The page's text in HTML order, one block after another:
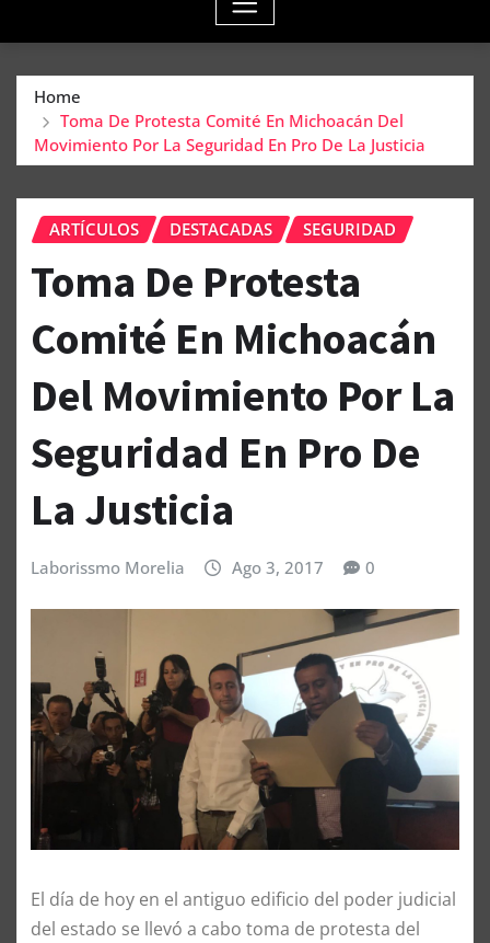
Home
Toma De Protesta Comité En Michoacán Del
Movimiento Por La Seguridad En Pro De La Justicia
ARTÍCULOS DESTACADAS SEGURIDAD
Toma De Protesta
Comité En Michoacán
Del Movimiento Por La
Seguridad En Pro De
La Justicia
Laborissmo Morelia Ago 3, 2017 0
El día de hoy en el antiguo edificio del poder judicial
del estado se llevó a cabo toma de protesta del